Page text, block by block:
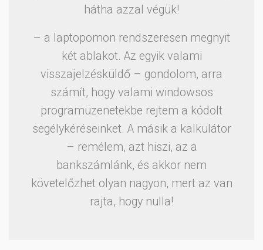
hátha azzal végük!
– a laptopomon rendszeresen megnyit
két ablakot. Az egyik valami
visszajelzésküldő – gondolom, arra
számít, hogy valami windowsos
programüzenetekbe rejtem a kódolt
segélykéréseinket. A másik a kalkulátor
– remélem, azt hiszi, az a
bankszámlánk, és akkor nem
követelőzhet olyan nagyon, mert az van
rajta, hogy nulla!